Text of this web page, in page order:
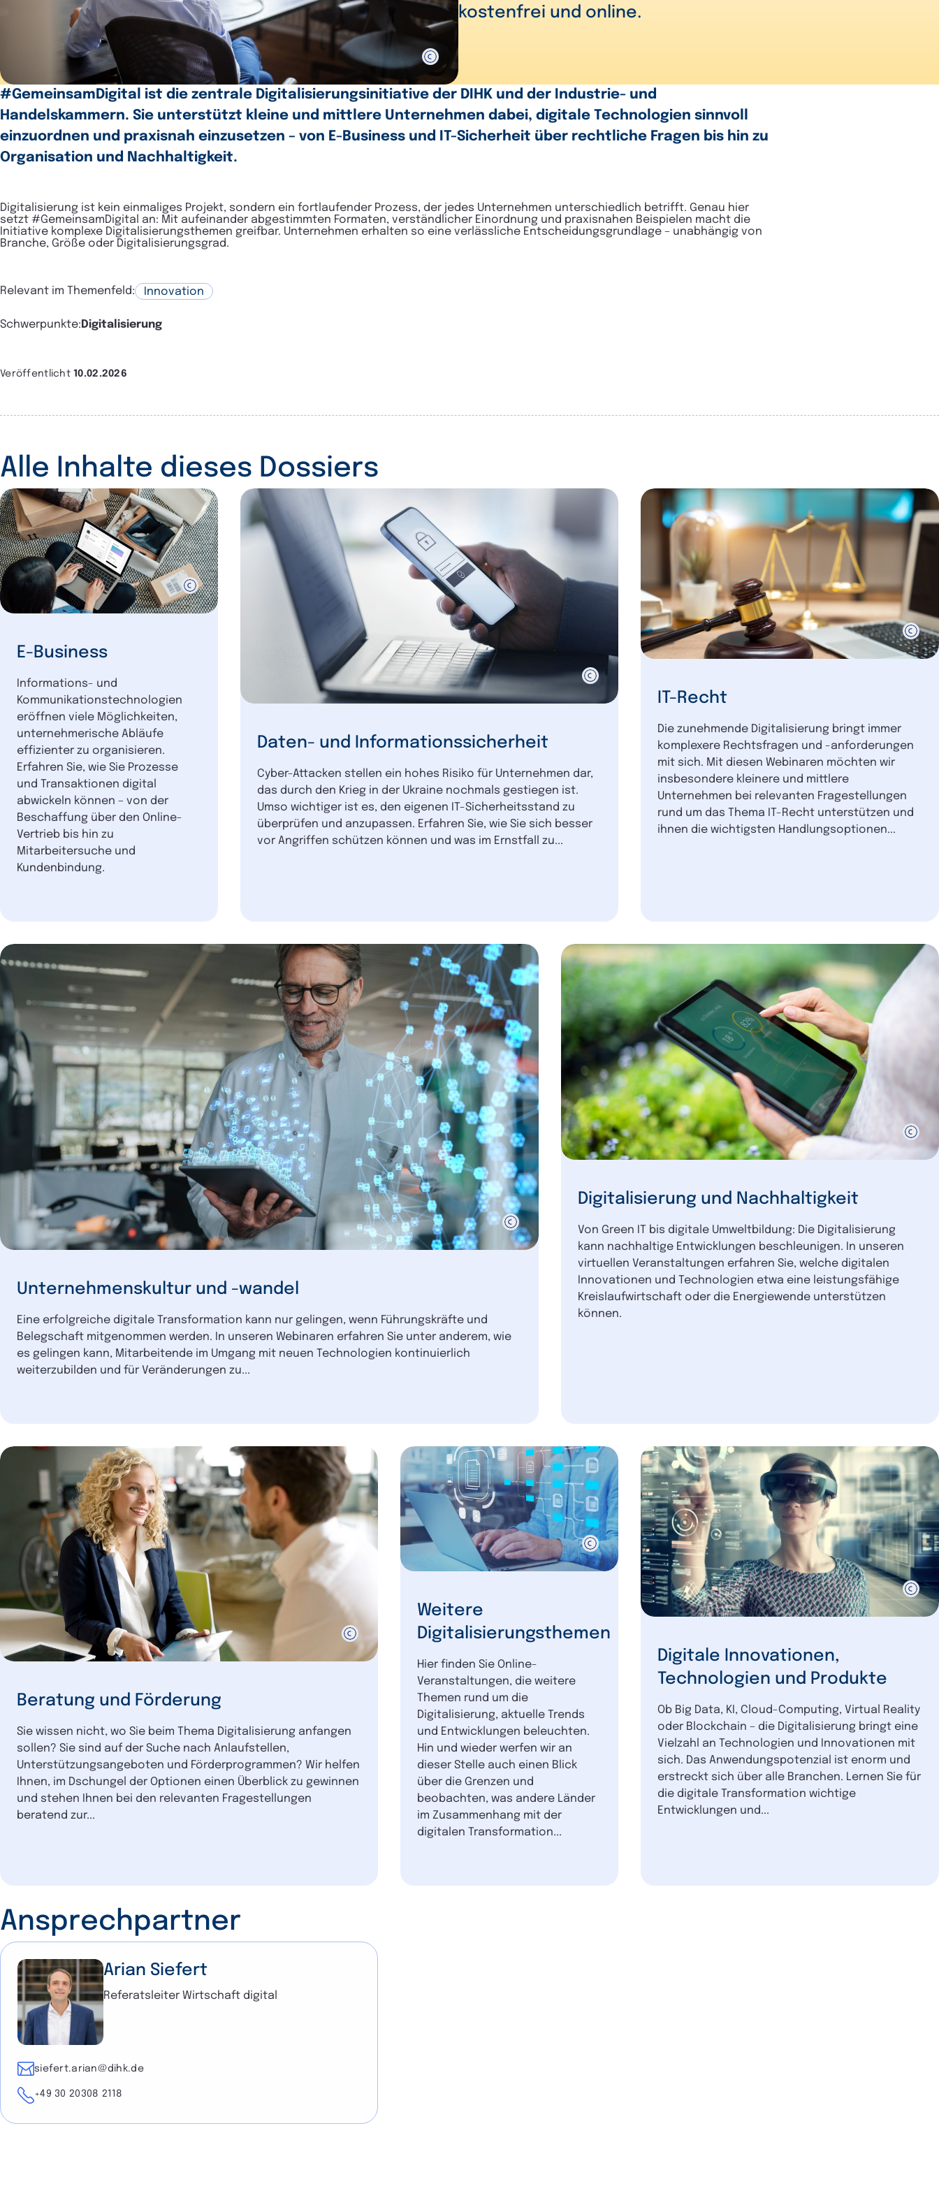
kostenfrei und online.
#GemeinsamDigital ist die zentrale Digitalisierungsinitiative der DIHK und der Industrie- und
Handelskammern. Sie unterstützt kleine und mittlere Unternehmen dabei, digitale Technologien sinnvoll
einzuordnen und praxisnah einzusetzen – von E-Business und IT-Sicherheit über rechtliche Fragen bis hin zu
Organisation und Nachhaltigkeit.
Digitalisierung ist kein einmaliges Projekt, sondern ein fortlaufender Prozess, der jedes Unternehmen unterschiedlich betrifft. Genau hier
setzt #GemeinsamDigital an: Mit aufeinander abgestimmten Formaten, verständlicher Einordnung und praxisnahen Beispielen macht die
Initiative komplexe Digitalisierungsthemen greifbar. Unternehmen erhalten so eine verlässliche Entscheidungsgrundlage – unabhängig von
Branche, Größe oder Digitalisierungsgrad.
Relevant im Themenfeld: Innovation
Schwerpunkte:Digitalisierung
Veröffentlicht10.02.2026
Alle Inhalte dieses Dossiers
E-Business
Informations- und
Kommunikationstechnologien
eröffnen viele Möglichkeiten,
unternehmerische Abläufe
effizienter zu organisieren.
Erfahren Sie, wie Sie Prozesse
und Transaktionen digital
abwickeln können – von der
Beschaffung über den Online-
Vertrieb bis hin zu
Mitarbeitersuche und
Kundenbindung.
Daten- und Informationssicherheit
Cyber-Attacken stellen ein hohes Risiko für Unternehmen dar,
das durch den Krieg in der Ukraine nochmals gestiegen ist.
Umso wichtiger ist es, den eigenen IT-Sicherheitsstand zu
überprüfen und anzupassen. Erfahren Sie, wie Sie sich besser
vor Angriffen schützen können und was im Ernstfall zu...
IT-Recht
Die zunehmende Digitalisierung bringt immer
komplexere Rechtsfragen und -anforderungen
mit sich. Mit diesen Webinaren möchten wir
insbesondere kleinere und mittlere
Unternehmen bei relevanten Fragestellungen
rund um das Thema IT-Recht unterstützen und
ihnen die wichtigsten Handlungsoptionen...
Unternehmenskultur und -wandel
Eine erfolgreiche digitale Transformation kann nur gelingen, wenn Führungskräfte und
Belegschaft mitgenommen werden. In unseren Webinaren erfahren Sie unter anderem, wie
es gelingen kann, Mitarbeitende im Umgang mit neuen Technologien kontinuierlich
weiterzubilden und für Veränderungen zu...
Digitalisierung und Nachhaltigkeit
Von Green IT bis digitale Umweltbildung: Die Digitalisierung
kann nachhaltige Entwicklungen beschleunigen. In unseren
virtuellen Veranstaltungen erfahren Sie, welche digitalen
Innovationen und Technologien etwa eine leistungsfähige
Kreislaufwirtschaft oder die Energiewende unterstützen
können.
Beratung und Förderung
Sie wissen nicht, wo Sie beim Thema Digitalisierung anfangen
sollen? Sie sind auf der Suche nach Anlaufstellen,
Unterstützungsangeboten und Förderprogrammen? Wir helfen
Ihnen, im Dschungel der Optionen einen Überblick zu gewinnen
und stehen Ihnen bei den relevanten Fragestellungen
beratend zur...
Weitere
Digitalisierungsthemen
Hier finden Sie Online-
Veranstaltungen, die weitere
Themen rund um die
Digitalisierung, aktuelle Trends
und Entwicklungen beleuchten.
Hin und wieder werfen wir an
dieser Stelle auch einen Blick
über die Grenzen und
beobachten, was andere Länder
im Zusammenhang mit der
digitalen Transformation...
Digitale Innovationen,
Technologien und Produkte
Ob Big Data, KI, Cloud-Computing, Virtual Reality
oder Blockchain – die Digitalisierung bringt eine
Vielzahl an Technologien und Innovationen mit
sich. Das Anwendungspotenzial ist enorm und
erstreckt sich über alle Branchen. Lernen Sie für
die digitale Transformation wichtige
Entwicklungen und...
Ansprechpartner
Arian Siefert
Referatsleiter Wirtschaft digital
E-Mailsiefert.arian@dihk.de
Telefon
+49 30 20308 2118